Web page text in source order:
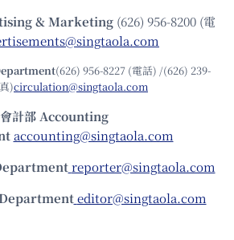
& Marketing (626) 956-8200 (電
(626) 956-8227 (電話) /(626) 239-
)circulation@singtaola.com
會計部 Accounting
accounting@singtaola.com
reporter@singtaola.com
editor@singtaola.com